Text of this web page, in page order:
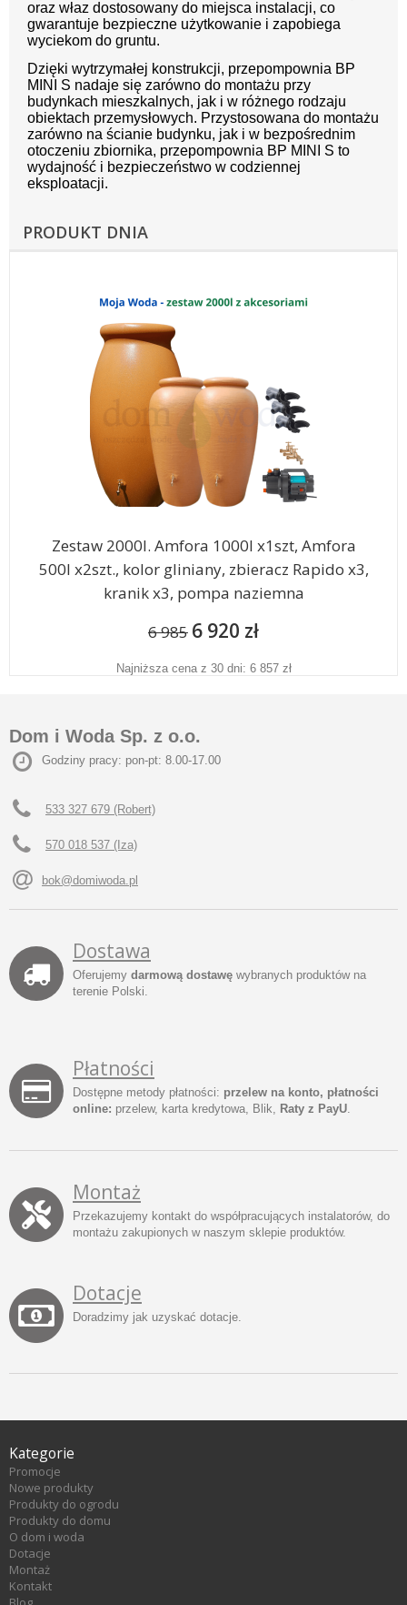
oraz właz dostosowany do miejsca instalacji, co
gwarantuje bezpieczne użytkowanie i zapobiega
wyciekom do gruntu.
Dzięki wytrzymałej konstrukcji, przepompownia BP
MINI S nadaje się zarówno do montażu przy
budynkach mieszkalnych, jak i w różnego rodzaju
obiektach przemysłowych. Przystosowana do montażu
zarówno na ścianie budynku, jak i w bezpośrednim
otoczeniu zbiornika, przepompownia BP MINI S to
wydajność i bezpieczeństwo w codziennej
eksploatacji.
PRODUKT DNIA
Zestaw 2000l. Amfora 1000l x1szt, Amfora
500l x2szt., kolor gliniany, zbieracz Rapido x3,
kranik x3, pompa naziemna
6 985 6 920 zł
Najniższa cena z 30 dni: 6 857 zł
Dom i Woda Sp. z o.o.
Godziny pracy: pon-pt: 8.00-17.00
533 327 679 (Robert)
570 018 537 (Iza)
bok@domiwoda.pl
Dostawa
Oferujemy darmową dostawę wybranych produktów na
terenie Polski.
Płatności
Dostępne metody płatności: przelew na konto, płatności
online: przelew, karta kredytowa, Blik, Raty z PayU
Montaż
Przekazujemy kontakt do współpracujących instalatorów, do
montażu zakupionych w naszym sklepie produktów.
Dotacje
Doradzimy jak uzyskać dotacje.
Kategorie
Promocje
Nowe produkty
Produkty do ogrodu
Produkty do domu
O dom i woda
Dotacje
Montaż
Kontakt